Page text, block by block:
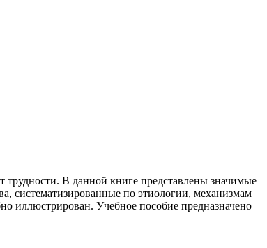
трудности. В данной книге представлены значимые
систематизированные по этиологии, механизмам
иллюстрирован. Учебное пособие предназначено